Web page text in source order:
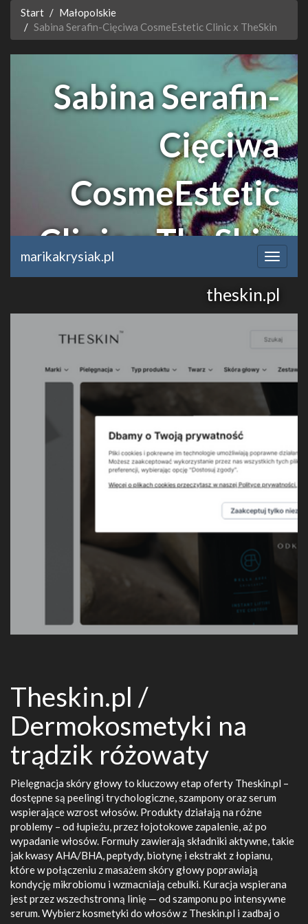
Start
Małopolskie
Sabina Serafin-Cięciwa CosmeEstetic Clinic x TheSkin
Sabina Serafin-
Cięciwa
CosmeEstetic
Clinic x TheSkin
theskin.pl
marikakrysiak.pl
Theskin.pl /
Dermokosmetyki na
trądzik różowaty
Pielęgnacja skóry głowy to kluczowy etap oferty Theskin.pl –
dostępne są peelingi trychologiczne, szampony oraz serum
wspierające wzrost włosów. Produkty działają na różne
problemy – od łupieżu, przez łojotokowe zapalenie, aż po
wypadanie włosów. Formuły zawierają składniki aktywne, takie
jak kwasy AHA/BHA, peptydy, biotynę i ekstrakt z łopianu,
które w połączeniu z masażem skóry głowy poprawiają
kondycję mikrobiomu i wzmacniają cebulki. Kuracja wspierana
jest przez wszechstronną linię — od szamponu po intensywne
serum. Wybierz kosmetyki do włosów z Theskin.pl i zadbaj o